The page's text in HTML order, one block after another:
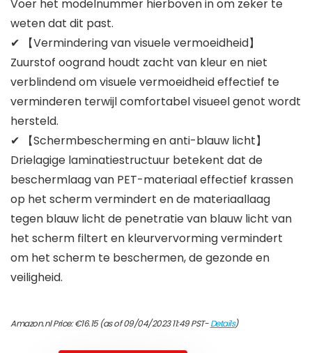
Voer het modelnummer hierboven in om zeker te
weten dat dit past.
✔ 【Vermindering van visuele vermoeidheid】
Zuurstof oogrand houdt zacht van kleur en niet
verblindend om visuele vermoeidheid effectief te
verminderen terwijl comfortabel visueel genot wordt
hersteld.
✔ 【Schermbescherming en anti-blauw licht】
Drielagige laminatiestructuur betekent dat de
beschermlaag van PET-materiaal effectief krassen
op het scherm vermindert en de materiaallaag
tegen blauw licht de penetratie van blauw licht van
het scherm filtert en kleurvervorming vermindert
om het scherm te beschermen, de gezonde en
veiligheid.
Amazon.nl Price:€16.15(as of 09/04/2023 11:49 PST-Details)